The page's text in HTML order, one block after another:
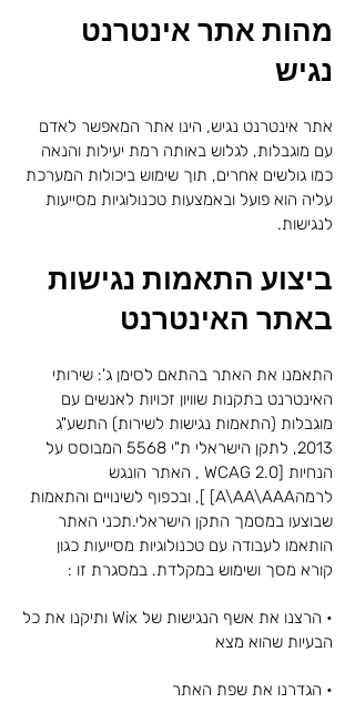
מהות אתר אינטרנט
נגיש
אתר אינטרנט נגיש, הינו אתר המאפשר לאדם
עם מוגבלות, לגלוש באותה רמת יעילות והנאה
כמו גולשים אחרים, תוך שימוש ביכולות המערכת
עליה הוא פועל ובאמצעות טכנולוגיות מסייעות
לנגישות.
ביצוע התאמות נגישות
באתר האינטרנט
התאמנו את האתר בהתאם לסימן ג': שירותי
האינטרנט בתקנות שוויון זכויות לאנשים עם
מוגבלות (התאמות נגישות לשירות) התשע"ג
2013, לתקן הישראלי ת"י 5568 המבוסס על
הנחיות [WCAG 2.0 , האתר הונגש
לרמהA\AA\AAA] ], ובכפוף לשינויים והתאמות
שבוצעו במסמך התקן הישראלי.תכני האתר
הותאמו לעבודה עם טכנולוגיות מסייעות כגון
קורא מסך ושימוש במקלדת. במסגרת זו :
• הרצנו את אשף הנגישות של Wix ותיקנו את כל
הבעיות שהוא מצא
• הגדרנו את שפת האתר